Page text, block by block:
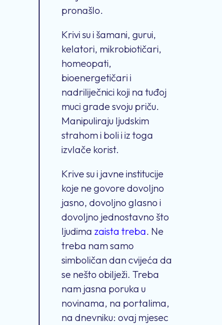
pronašlo.
Krivi su i šamani, gurui,
kelatori, mikrobiotičari,
homeopati,
bioenergetičari i
nadriliječnici koji na tuđoj
muci grade svoju priču.
Manipuliraju ljudskim
strahom i boli i iz toga
izvlače korist.
Krive su i javne institucije
koje ne govore dovoljno
jasno, dovoljno glasno i
dovoljno jednostavno što
ljudima zaista treba. Ne
treba nam samo
simboličan dan cvijeća da
se nešto obilježi. Treba
nam jasna poruka u
novinama, na portalima,
na dnevniku: ovaj mjesec